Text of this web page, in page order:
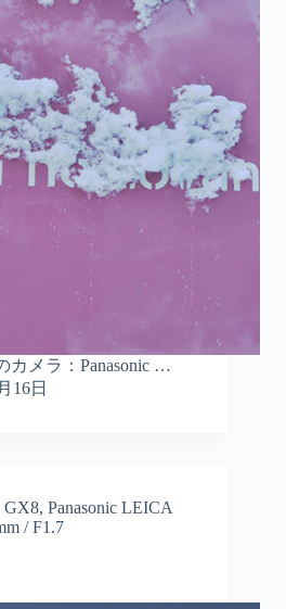
カメラ：Panasonic …
16日
, Panasonic LEICA
/ F1.7